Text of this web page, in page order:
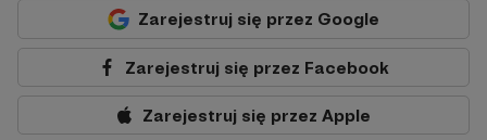
Zarejestruj się przez Google
Zarejestruj się przez Facebook
Zarejestruj się przez Apple